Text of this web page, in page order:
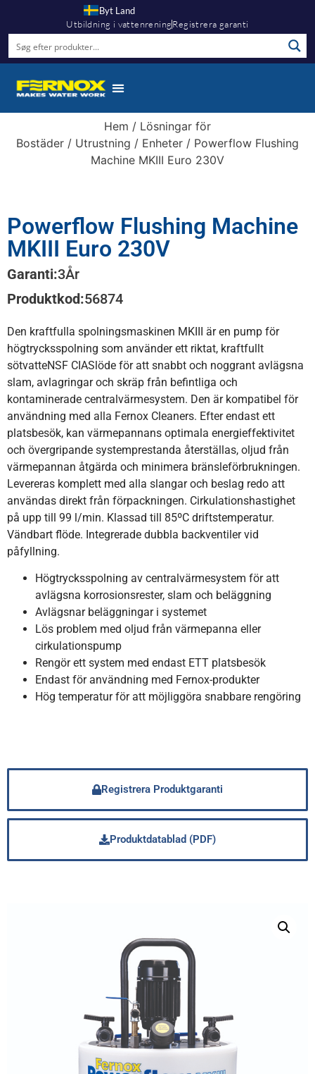
Byt Land
Utbildning i vattenreningRegistrera garanti
Hem / Lösningar för
Bostäder / Utrustning / Enheter / Powerflow Flushing
Machine MKIII Euro 230V
Powerflow Flushing Machine
MKIII Euro 230V
Garanti:3År
Produktkod:56874
Den kraftfulla spolningsmaskinen MKIII är en pump för
högtrycksspolning som använder ett riktat, kraftfullt
sötvatteNSF CIASlöde för att snabbt och noggrant avlägsna
slam, avlagringar och skräp från befintliga och
kontaminerade centralvärmesystem. Den är kompatibel för
användning med alla Fernox Cleaners. Efter endast ett
platsbesök, kan värmepannans optimala energieffektivitet
och övergripande systemprestanda återställas, oljud från
värmepannan åtgärda och minimera bränsleförbrukningen.
Levereras komplett med alla slangar och beslag redo att
användas direkt från förpackningen. Cirkulationshastighet
på upp till 99 l/min. Klassad till 85ºC driftstemperatur.
Vändbart flöde. Integrerade dubbla backventiler vid
påfyllning.
Högtrycksspolning av centralvärmesystem för att
avlägsna korrosionsrester, slam och beläggning
Avlägsnar beläggningar i systemet
Lös problem med oljud från värmepanna eller
cirkulationspump
Rengör ett system med endast ETT platsbesök
Endast för användning med Fernox-produkter
Hög temperatur för att möjliggöra snabbare rengöring
Registrera Produktgaranti
Produktdatablad (PDF)